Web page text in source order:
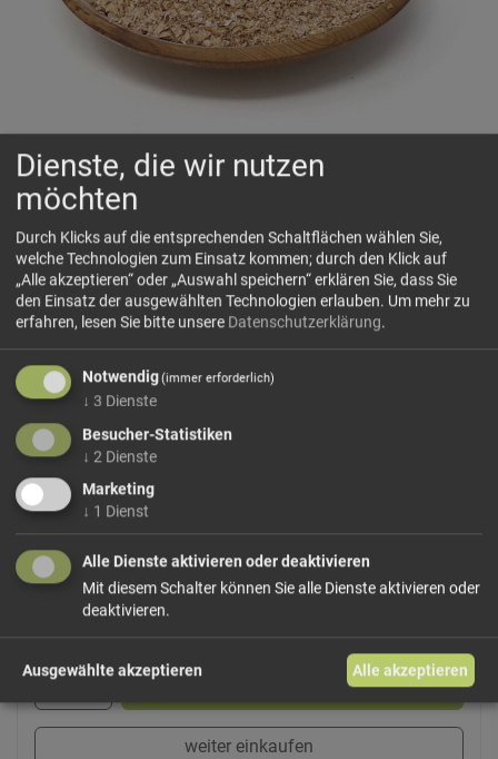
Weizenkleie
🌾Feine Kleie, kraftvoll aus dem vollen Weizenkorn
🗺 Herkunft
Weizenkleie besteht aus den Keimlingen und den fast
bei der Verarbeitung von Weizen und bündelt genau jene
äußeren Kornbestandteile, die in der...
mehr Infos +
Dieses Produkt führen wir lose.
In den Warenkorb
weiter einkaufen
Dienste, die wir nutzen
möchten
Durch Klicks auf die entsprechenden Schaltflächen wählen Sie,
welche Technologien zum Einsatz kommen; durch den Klick auf
„Alle akzeptieren“ oder „Auswahl speichern“ erklären Sie, dass Sie
den Einsatz der ausgewählten Technologien erlauben. Um mehr zu
erfahren, lesen Sie bitte unsere Datenschutzerklärung.
Notwendig(immer erforderlich)
↓ 3 Dienste
Besucher-Statistiken
↓ 2 Dienste
Marketing
↓ 1 Dienst
Alle Dienste aktivieren oder deaktivieren
Mit diesem Schalter können Sie alle Dienste aktivieren oder
deaktivieren.
Ausgewählte akzeptieren Alle akzeptieren